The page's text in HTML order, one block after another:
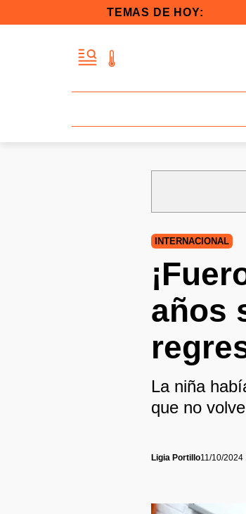
TEMAS DE HOY:
INTERNACIONAL
años
La niña
que no
Ligia Portillo11/10/2024